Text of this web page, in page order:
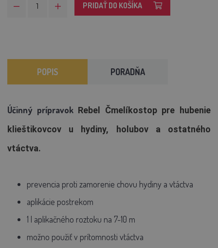
PRIDAŤ DO KOŠÍKA
POPIS PORADŇA
Účinný prípravok Rebel Čmelíkostop pre hubenie
klieštikovcov u hydiny, holubov a ostatného
vtáctva.
prevencia proti zamorenie chovu hydiny a vtáctva
aplikácie postrekom
1 l aplikačného roztoku na 7-10 m
možno použiť v prítomnosti vtáctva